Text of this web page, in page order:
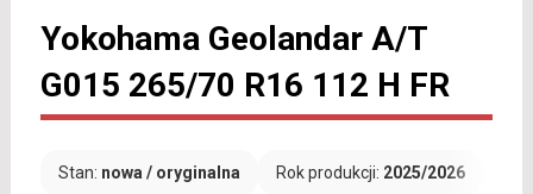
Yokohama Geolandar A/T
G015 265/70 R16 112 H FR
Stan: nowa / oryginalna Rok produkcji: 2025/2026